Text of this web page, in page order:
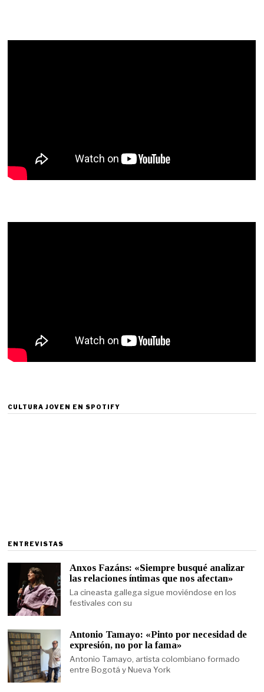
CULTURA JOVEN EN SPOTIFY
ENTREVISTAS
Anxos Fazáns: «Siempre busqué analizar
las relaciones íntimas que nos afectan»
La cineasta gallega sigue moviéndose en los
festivales con su
Antonio Tamayo: «Pinto por necesidad de
expresión, no por la fama»
Antonio Tamayo, artista colombiano formado
entre Bogotá y Nueva York